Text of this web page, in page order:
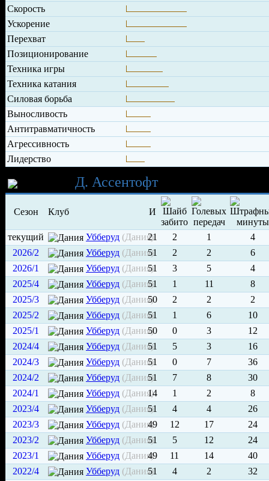
Скорость
Ускорение
Перехват
Позиционирование
Техника игры
Техника катания
Силовая борьба
Выносливость
Антитравматичность
Агрессивность
Лидерство
Д. Ассентофт
Сезон Клуб И
текущий Убберуд (Дания)
21 2 1
4
2026/2
Убберуд (Дания)
51 2 2
6
2026/1
Убберуд (Дания)
51 3 5
4
2025/4
Убберуд (Дания)
51 1 11
8
2025/3
Убберуд (Дания)50 2 2
2
2025/2
Убберуд (Дания)
51 1 6
10
2025/1
Убберуд (Дания)50 0 3
12
2024/4
Убберуд (Дания)
51 5 3
16
2024/3
Убберуд (Дания)
51 0 7
36
2024/2
Убберуд (Дания)
51 7 8
30
2024/1
Убберуд (Дания)14 1 2
8
2023/4
Убберуд (Дания)
51 4 4
26
2023/3
Убберуд (Дания)49 12 17
24
2023/2
Убберуд (Дания)
51 5 12
24
2023/1
Убберуд (Дания)49 11 14
40
2022/4
Убберуд (Дания)
51 4 2
32